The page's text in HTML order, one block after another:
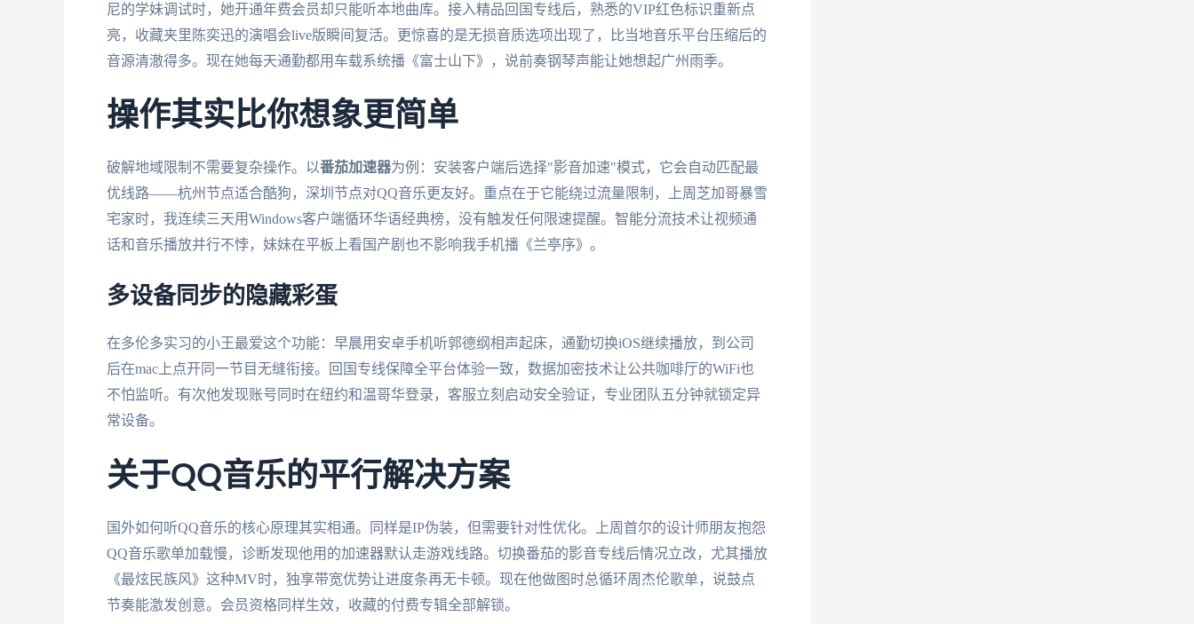
尼的学妹调试时，她开通年费会员却只能听本地曲库。接入精品回国专线后，熟悉的VIP红色标识重新点
亮，收藏夹里陈奕迅的演唱会live版瞬间复活。更惊喜的是无损音质选项出现了，比当地音乐平台压缩后的
音源清澈得多。现在她每天通勤都用车载系统播《富士山下》，说前奏钢琴声能让她想起广州雨季。
操作其实比你想象更简单
破解地域限制不需要复杂操作。以番茄加速器为例：安装客户端后选择"影音加速"模式，它会自动匹配最
优线路——杭州节点适合酷狗，深圳节点对QQ音乐更友好。重点在于它能绕过流量限制，上周芝加哥暴雪
宅家时，我连续三天用Windows客户端循环华语经典榜，没有触发任何限速提醒。智能分流技术让视频通
话和音乐播放并行不悖，妹妹在平板上看国产剧也不影响我手机播《兰亭序》。
多设备同步的隐藏彩蛋
在多伦多实习的小王最爱这个功能：早晨用安卓手机听郭德纲相声起床，通勤切换iOS继续播放，到公司
后在mac上点开同一节目无缝衔接。回国专线保障全平台体验一致，数据加密技术让公共咖啡厅的WiFi也
不怕监听。有次他发现账号同时在纽约和温哥华登录，客服立刻启动安全验证，专业团队五分钟就锁定异
常设备。
关于QQ音乐的平行解决方案
国外如何听QQ音乐的核心原理其实相通。同样是IP伪装，但需要针对性优化。上周首尔的设计师朋友抱怨
QQ音乐歌单加载慢，诊断发现他用的加速器默认走游戏线路。切换番茄的影音专线后情况立改，尤其播放
《最炫民族风》这种MV时，独享带宽优势让进度条再无卡顿。现在他做图时总循环周杰伦歌单，说鼓点
节奏能激发创意。会员资格同样生效，收藏的付费专辑全部解锁。